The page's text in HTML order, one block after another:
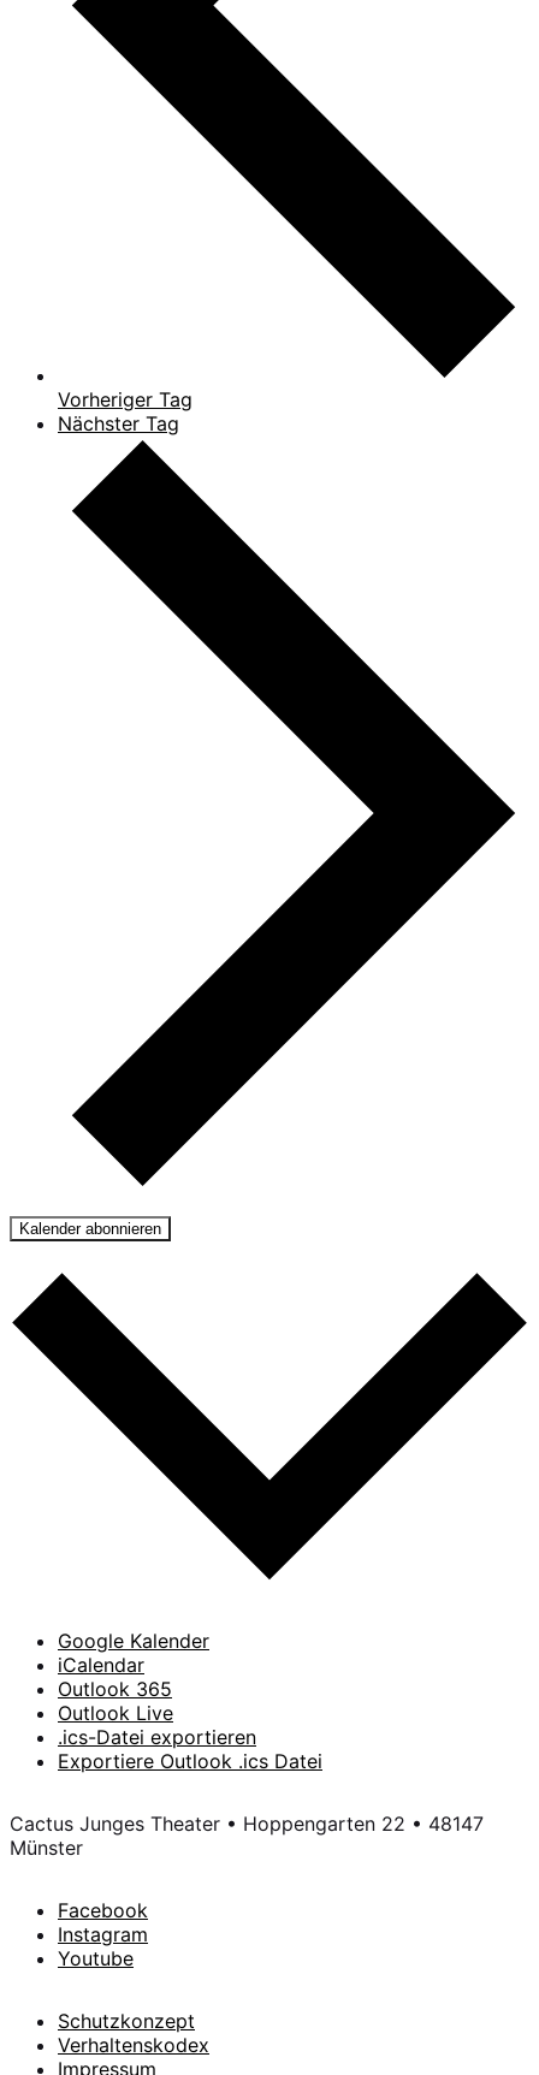
Vorheriger Tag
Nächster Tag
Kalender abonnieren
Google Kalender
iCalendar
Outlook 365
Outlook Live
.ics-Datei exportieren
Exportiere Outlook .ics Datei
Cactus Junges Theater • Hoppengarten 22 • 48147
Münster
Facebook
Instagram
Youtube
Schutzkonzept
Verhaltenskodex
Impressum